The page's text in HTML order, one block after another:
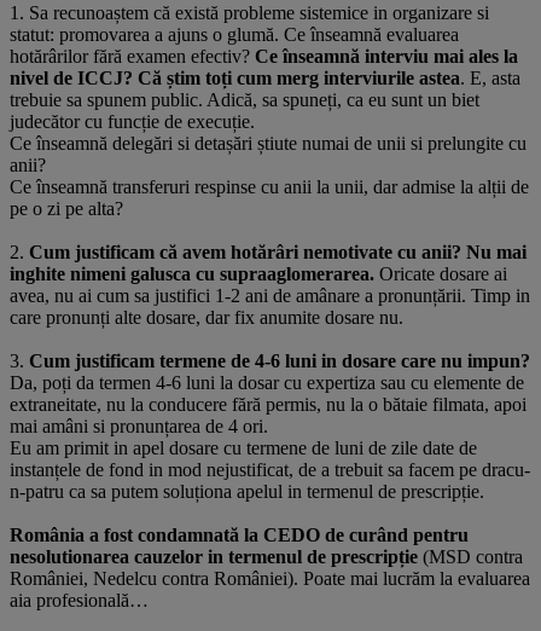
1. Sa recunoaștem că există probleme sistemice in organizare si
statut: promovarea a ajuns o glumă. Ce înseamnă evaluarea
hotărârilor fără examen efectiv? Ce înseamnă interviu mai ales la
nivel de ICCJ? Că știm toți cum merg interviurile astea. E, asta
trebuie sa spunem public. Adică, sa spuneți, ca eu sunt un biet
judecător cu funcție de execuție.
Ce înseamnă delegări si detașări știute numai de unii si prelungite cu
anii?
Ce înseamnă transferuri respinse cu anii la unii, dar admise la alții de
pe o zi pe alta?
2. Cum justificam că avem hotărâri nemotivate cu anii? Nu mai
inghite nimeni galusca cu supraaglomerarea. Oricate dosare ai
avea, nu ai cum sa justifici 1-2 ani de amânare a pronunțării. Timp in
care pronunți alte dosare, dar fix anumite dosare nu.
3. Cum justificam termene de 4-6 luni in dosare care nu impun?
Da, poți da termen 4-6 luni la dosar cu expertiza sau cu elemente de
extraneitate, nu la conducere fără permis, nu la o bătaie filmata, apoi
mai amâni si pronunțarea de 4 ori.
Eu am primit in apel dosare cu termene de luni de zile date de
instanțele de fond in mod nejustificat, de a trebuit sa facem pe dracu-
n-patru ca sa putem soluționa apelul in termenul de prescripție.
România a fost condamnată la CEDO de curând pentru
nesolutionarea cauzelor in termenul de prescripție (MSD contra
României, Nedelcu contra României). Poate mai lucrăm la evaluarea
aia profesională…